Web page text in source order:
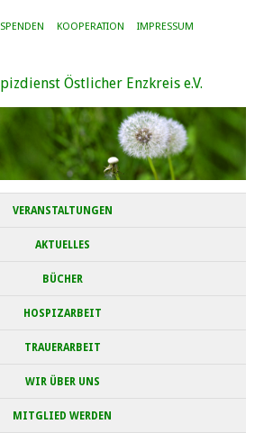
SPENDEN KOOPERATION IMPRESSUM
VERANSTALTUNGEN
AKTUELLES
BÜCHER
HOSPIZARBEIT
TRAUERARBEIT
WIR ÜBER UNS
MITGLIED WERDEN